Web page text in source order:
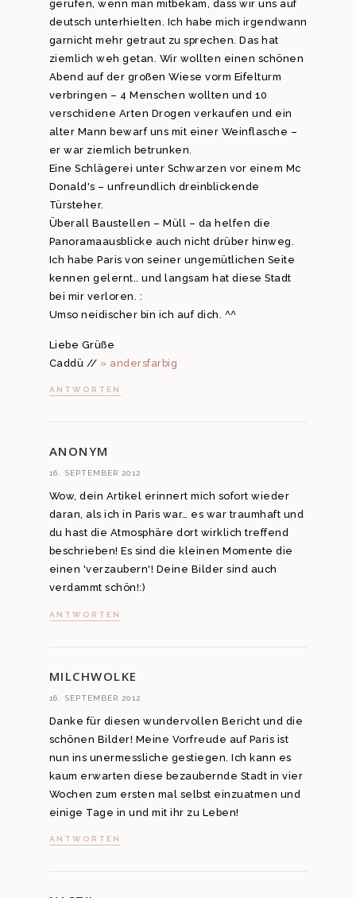
gerufen, wenn man mitbekam, dass wir uns auf
deutsch unterhielten. Ich habe mich irgendwann
garnicht mehr getraut zu sprechen. Das hat
ziemlich weh getan. Wir wollten einen schönen
Abend auf der großen Wiese vorm Eifelturm
verbringen – 4 Menschen wollten und 10
verschidene Arten Drogen verkaufen und ein
alter Mann bewarf uns mit einer Weinflasche –
er war ziemlich betrunken.
Eine Schlägerei unter Schwarzen vor einem Mc
Donald's – unfreundlich dreinblickende
Türsteher.
Überall Baustellen – Müll – da helfen die
Panoramaausblicke auch nicht drüber hinweg.
Ich habe Paris von seiner ungemütlichen Seite
kennen gelernt.. und langsam hat diese Stadt
bei mir verloren. :
Umso neidischer bin ich auf dich. ^^
Liebe Grüße
Caddü // » andersfarbig
ANTWORTEN
ANONYM
16. SEPTEMBER 2012
Wow, dein Artikel erinnert mich sofort wieder
daran, als ich in Paris war… es war traumhaft und
du hast die Atmosphäre dort wirklich treffend
beschrieben! Es sind die kleinen Momente die
einen 'verzaubern'! Deine Bilder sind auch
verdammt schön!:)
ANTWORTEN
MILCHWOLKE
16. SEPTEMBER 2012
Danke für diesen wundervollen Bericht und die
schönen Bilder! Meine Vorfreude auf Paris ist
nun ins unermessliche gestiegen. Ich kann es
kaum erwarten diese bezaubernde Stadt in vier
Wochen zum ersten mal selbst einzuatmen und
einige Tage in und mit ihr zu Leben!
ANTWORTEN